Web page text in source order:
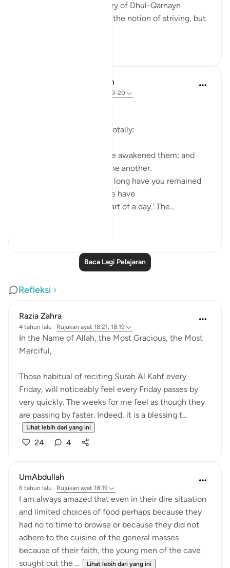
used to think that the story of Dhul-Qarnayn
emphasized most greatly the notion of striving, but
In the Shade of the Quran
ayat 18:19-20
Suddenly things change totally:
Such being their state, We awakened them; and
they began to question one another.
One of them asked: 'How long have you remained
thus?' They answered: 'We have
remained thus a day, or part of a day.' The...
Baca Lagi Pelajaran
Refleksi
Razia Zahra
4 tahun lalu · Rujukan ayat 18:21, 18:19
In the Name of Allah, the Most Gracious, the Most
Merciful,
Those habitual of reciting Surah Al Kahf every
Friday, will noticeably feel every Friday passes by
very quickly. The weeks for me feel as though they
are passing by faster. Indeed, it is a blessing t...
Lihat lebih dari yang ini
24 4
UmAbdullah
6 tahun lalu · Rujukan ayat 18:19
I am always amazed that even in their dire situation
and limited choices of food perhaps because they
had no to time to browse or because they did not
adhere to the cuisine of the general masses
because of their faith, the young men of the cave
sought out the ...
Lihat lebih dari yang ini